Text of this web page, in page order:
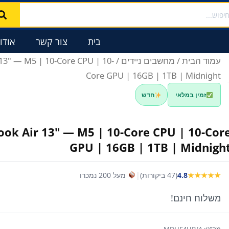
בית צור קשר
עמוד הבית/ מחשבים ניידים
— M5 | 10-Core CPU | 10-
Core GPU | 16GB | 1TB | Midnight
זמין במלאי חדש
Air 13" — M5 | 10-Core CPU | 10-
GPU | 16GB | 1TB |
★★★★★
4.8(47 ביקורות) | מעל 200 נמכרו
משלוח חינם!